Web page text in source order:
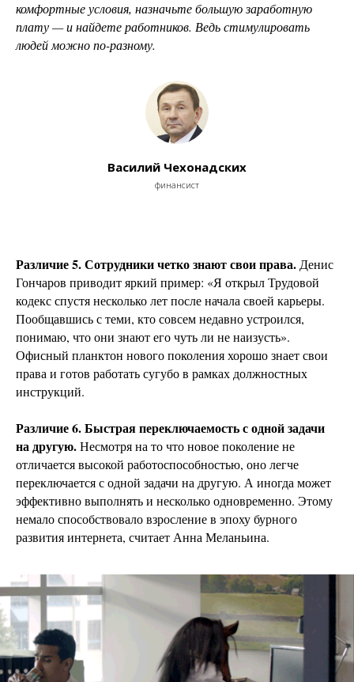
комфортные условия, назначьте большую заработную
плату — и найдете работников. Ведь стимулировать
людей можно по-разному.
Василий Чехонадских
финансист
Различие 5. Сотрудники четко знают свои права.Денис
Гончаров приводит яркий пример: «Я открыл Трудовой
кодекс спустя несколько лет после начала своей карьеры.
Пообщавшись с теми, кто совсем недавно устроился,
понимаю, что они знают его чуть ли не наизусть».
Офисный планктон нового поколения хорошо знает свои
права и готов работать сугубо в рамках должностных
инструкций.
Различие 6. Быстрая переключаемость с одной задачи
на другую.Несмотря на то что новое поколение не
отличается высокой работоспособностью, оно легче
переключается с одной задачи на другую. А иногда может
эффективно выполнять и несколько одновременно. Этому
немало способствовало взросление в эпоху бурного
развития интернета, считает Анна Меланьина.